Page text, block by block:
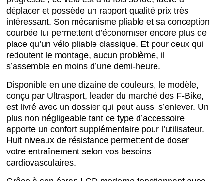
déplacer et possède un rapport qualité prix très
intéressant. Son mécanisme pliable et sa conception
courbée lui permettent d’économiser encore plus de
place qu’un vélo pliable classique. Et pour ceux qui
redoutent le montage, aucun problème, il
s’assemble en moins d’une demi-heure.
Disponible en une dizaine de couleurs, le modèle,
conçu par Ultrasport, leader du marché des F-Bike,
est livré avec un dossier qui peut aussi s’enlever. Un
plus non négligeable tant ce type d’accessoire
apporte un confort supplémentaire pour l’utilisateur.
Huit niveaux de résistance permettent de doser
votre entraînement selon vos besoins
cardiovasculaires.